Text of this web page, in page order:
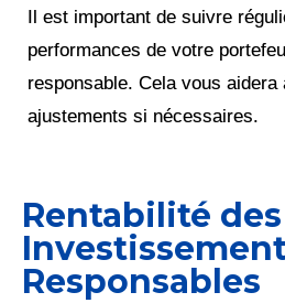
Il est important de suivre
performances de votre
responsable. Cela vous aidera
ajustements si nécessaires.
Rentabilité des
Responsables